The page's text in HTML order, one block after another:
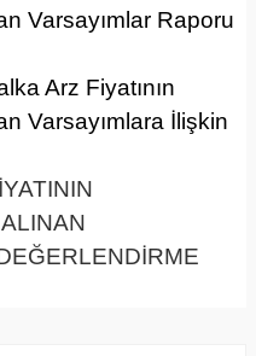
Varsayımlar Raporu
Arz Fiyatının
Varsayımlara İlişkin